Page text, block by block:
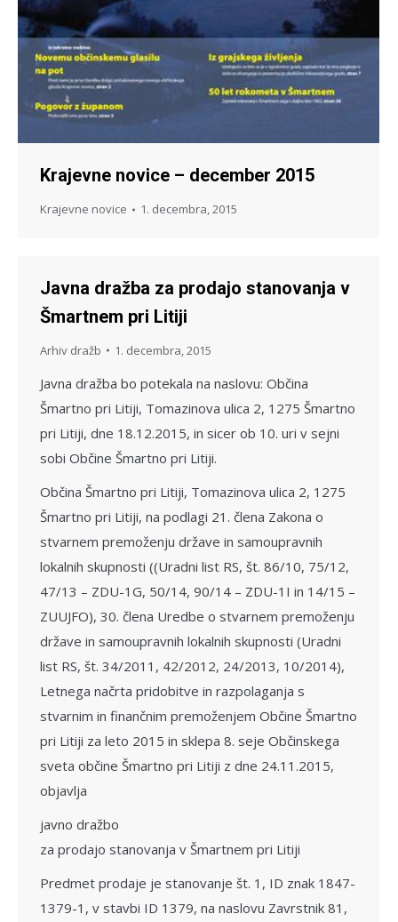
Krajevne novice – december 2015
Krajevne novice 1. decembra, 2015
Javna dražba za prodajo stanovanja v
Šmartnem pri Litiji
Arhiv dražb 1. decembra, 2015
Javna dražba bo potekala na naslovu: Občina
Šmartno pri Litiji, Tomazinova ulica 2, 1275 Šmartno
pri Litiji, dne 18.12.2015, in sicer ob 10. uri v sejni
sobi Občine Šmartno pri Litiji.
Občina Šmartno pri Litiji, Tomazinova ulica 2, 1275
Šmartno pri Litiji, na podlagi 21. člena Zakona o
stvarnem premoženju države in samoupravnih
lokalnih skupnosti ((Uradni list RS, št. 86/10, 75/12,
47/13 – ZDU-1G, 50/14, 90/14 – ZDU-1I in 14/15 –
ZUUJFO), 30. člena Uredbe o stvarnem premoženju
države in samoupravnih lokalnih skupnosti (Uradni
list RS, št. 34/2011, 42/2012, 24/2013, 10/2014),
Letnega načrta pridobitve in razpolaganja s
stvarnim in finančnim premože­njem Občine Šmartno
pri Litiji za leto 2015 in sklepa 8. seje Občinskega
sveta občine Šmartno pri Litiji z dne 24.11.2015,
objavlja
javno dražbo
za prodajo stanovanja v Šmartnem pri Litiji
Predmet prodaje je stanovanje št. 1, ID znak 1847-
1379-1, v stavbi ID 1379, na naslovu Zavrstnik 81,